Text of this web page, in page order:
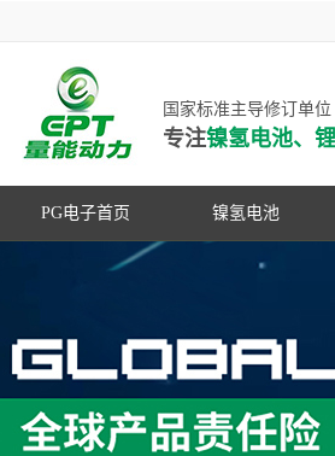
国家标准主导修订单
专注镍氢电池、
PG电子首页 镍氢电池
高容量镍氢电池
超低自放电镍氢电池
动力镍氢电池
PG
修订